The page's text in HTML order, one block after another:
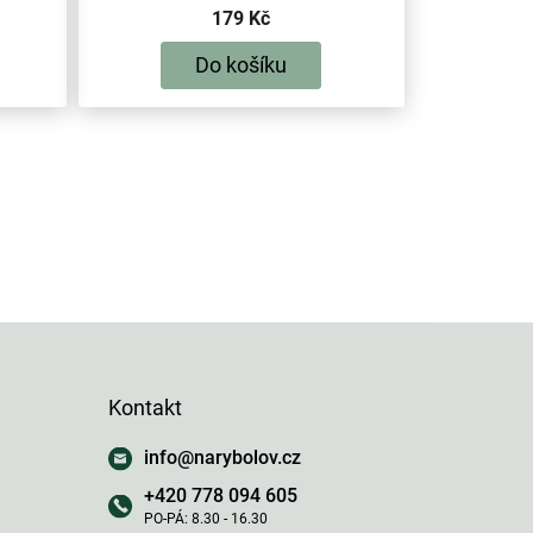
179 Kč
Do košíku
Kontakt
info@narybolov.cz
+420 778 094 605